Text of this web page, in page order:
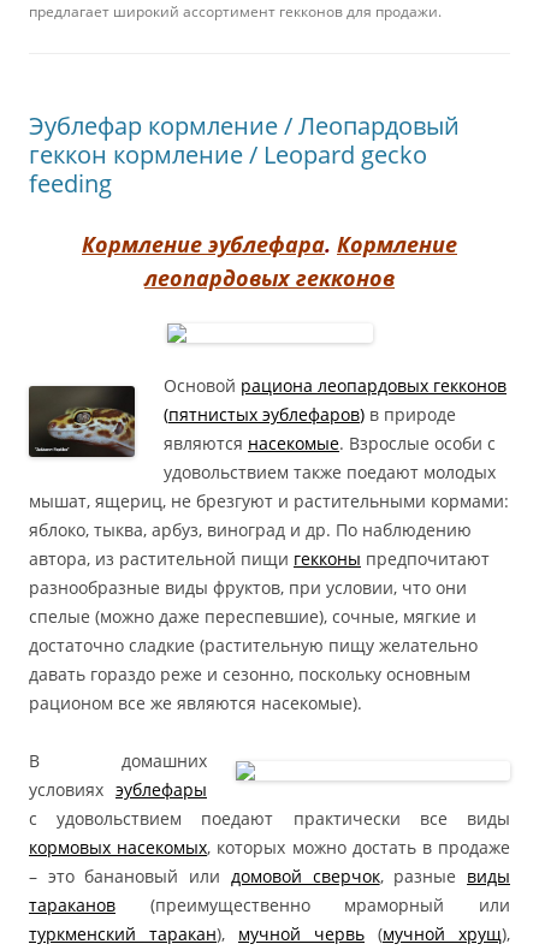
предлагает широкий ассортимент гекконов для продажи.
Эублефар кормление / Леопардовый
геккон кормление / Leopard gecko
feeding
Кормление эублефара. Кормление
леопардовых гекконов
Основой рациона леопардовых гекконов
(пятнистых эублефаров) в природе
являются насекомые. Взрослые особи с
удовольствием также поедают молодых
мышат, ящериц, не брезгуют и растительными кормами:
яблоко, тыква, арбуз, виноград и др. По наблюдению
автора, из растительной пищи гекконы предпочитают
разнообразные виды фруктов, при условии, что они
спелые (можно даже переспевшие), сочные, мягкие и
достаточно сладкие (растительную пищу желательно
давать гораздо реже и сезонно, поскольку основным
рационом все же являются насекомые).
В домашних
условиях эублефары
с удовольствием поедают практически все виды
кормовых насекомых, которых можно достать в продаже
– это банановый или домовой сверчок, разные виды
тараканов (преимущественно мраморный или
туркменский таракан), мучной червь (мучной хрущ),